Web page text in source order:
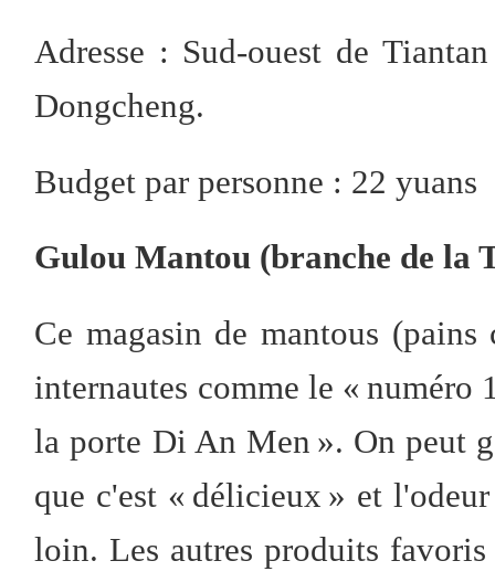
Adresse : Sud-ouest de
Dongcheng.
Budget par personne : 22 yuans
Gulou Mantou (branche de la
Ce magasin de mantous
internautes comme le « numéro
la porte Di An Men ». On peut
que c'est « délicieux » et
loin. Les autres produits